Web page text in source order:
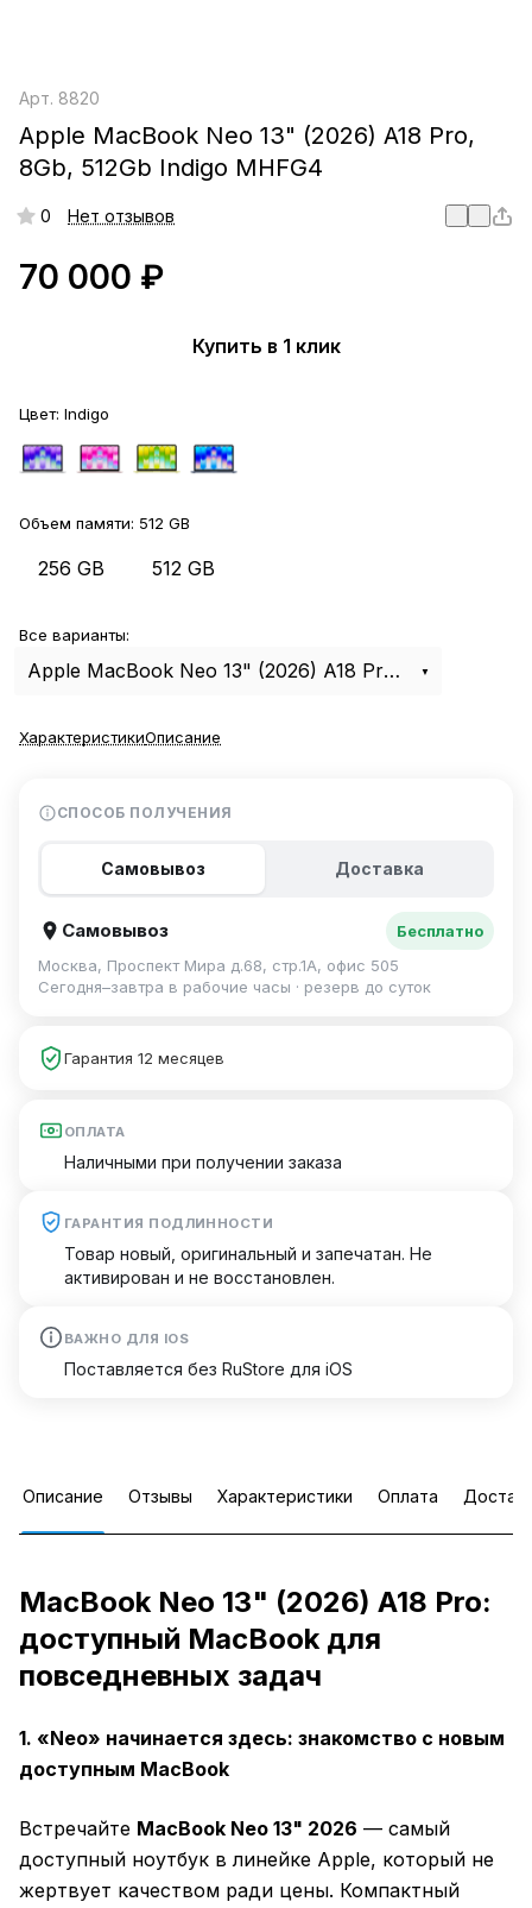
Арт. 8820
Apple MacBook Neo 13" (2026) A18 Pro,
8Gb, 512Gb Indigo MHFG4
0 Нет отзывов
70 000 ₽
Купить в 1 клик
Цвет: Indigo
Объем памяти: 512 GB
256 GB 512 GB
Все варианты:
Apple MacBook Neo 13" (2026) A18 Pro, 8Gb, 512Gb Indigo MHFG4
ХарактеристикиОписание
СПОСОБ ПОЛУЧЕНИЯ
Самовывоз Доставка
Самовывоз
Бесплатно
Москва, Проспект Мира д.68, стр.1А, офис 505
Сегодня–завтра в рабочие часы · резерв до суток
Гарантия 12 месяцев
ОПЛАТА
Наличными при получении заказа
ГАРАНТИЯ ПОДЛИННОСТИ
Товар новый, оригинальный и запечатан. Не
активирован и не восстановлен.
ВАЖНО ДЛЯ IOS
Поставляется без RuStore для iOS
Описание Отзывы Характеристики Оплата
MacBook Neo 13" (2026) A18 Pro:
доступный MacBook для
повседневных задач
1. «Neo» начинается здесь: знакомство с новым
доступным MacBook
Встречайте MacBook Neo 13" 2026 — самый
доступный ноутбук в линейке Apple, который не
жертвует качеством ради цены. Компактный